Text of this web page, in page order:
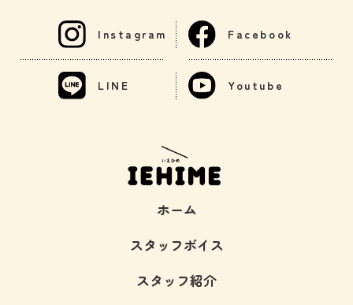
ホーム
スタッフボイス
スタッフ紹介
Instagram Facebook
LINE Youtube